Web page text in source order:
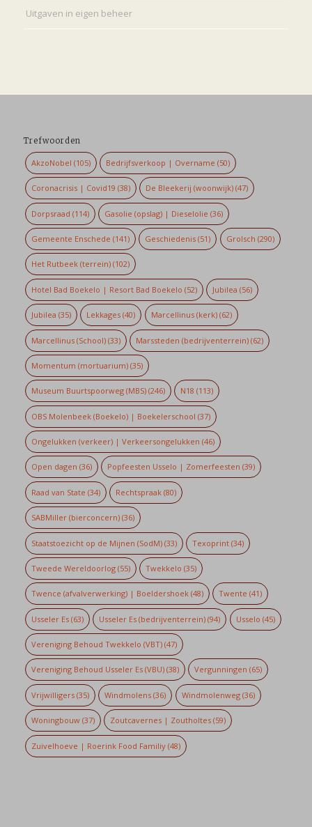
Uitgaven in eigen beheer
Trefwoorden
AkzoNobel (105) Bedrijfsverkoop | Overname (50)
Coronacrisis | Covid19 (38) De Bleekerij (woonwijk) (47)
Dorpsraad (114) Gasolie (opslag) | Dieselolie (36)
Gemeente Enschede (141) Geschiedenis (51) Grolsch (290)
Het Rutbeek (terrein)(102)
Hotel Bad Boekelo | Resort Bad Boekelo (52) Jubilea (56)
Jubilea (35) Lekkages (40) Marcellinus (kerk)(62)
Marcellinus (School)(33) Marssteden (bedrijventerrein) (62)
Momentum (mortuarium)(35)
Museum Buurtspoorweg (MBS)(246) N18 (113)
OBS Molenbeek (Boekelo) | Boekelerschool (37)
Ongelukken (verkeer) | Verkeersongelukken (46)
Open dagen (36) Popfeesten Usselo | Zomerfeesten (39)
Raad van State (34) Rechtspraak (80)
SABMiller (bierconcern)(36)
Staatstoezicht op de Mijnen (SodM)(33) Texoprint (34)
Tweede Wereldoorlog(55) Twekkelo (35)
Twence (afvalverwerking) | Boeldershoek(48) Twente (41)
Usseler Es(63) Usseler Es (bedrijventerrein) (94) Usselo (45)
Vereniging Behoud Twekkelo (VBT)(47)
Vereniging Behoud Usseler Es (VBU)(38) Vergunningen (65)
Vrijwilligers(35) Windmolens (36) Windmolenweg(36)
Woningbouw(37) Zoutcavernes | Zoutholtes (59)
Zuivelhoeve | Roerink Food Familiy(48)